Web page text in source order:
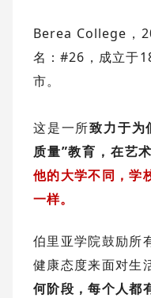
Berea College，
名：#26，成立于
市。
这是一所致力于为
质量”教育，在艺
他的大学不同，学
一样。
伯里亚学院鼓励所
健康态度来面对生
何阶段，每个人都